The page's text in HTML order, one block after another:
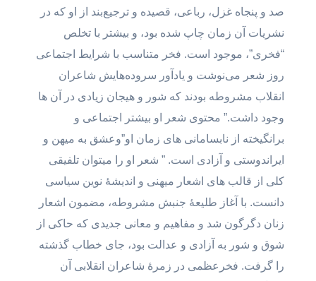
صد و پنجاه غزل، رباعی، قصیده و ترجیع‌بند از او که در
نشریات آن زمان چاپ شده بود، و بیشتر با تخلص
“فخری”، موجود است. فخر متناسب با شرایط اجتماعی
روز شعر می‌نوشت و یادآور سروده‌هایش شاعران
انقلاب مشروطه بودند که شور و هیجان زیادی در آن ها
وجود داشت.” محتوی شعر او بیشتر اجتماعی و
برانگیخته از نابسامانی های زمان او”وعشق به میهن و
ایراندوستی و آزادی است. ” شعر او را میتوان تلفیقی
کلی از قالب های اشعار میهنی و اندیشۀ نوین سیاسی
دانست. با آغاز طلیعۀ جنبش مشروطه، مضمون اشعار
زنان دگرگون شد و مفاهیم و معانی جدیدی که حاکی از
شوق و شور به آزادی و عدالت بود، جای خطاب گذشته
را گرفت. فخرعظمى در زمرۀ شاعران انقلابی آن